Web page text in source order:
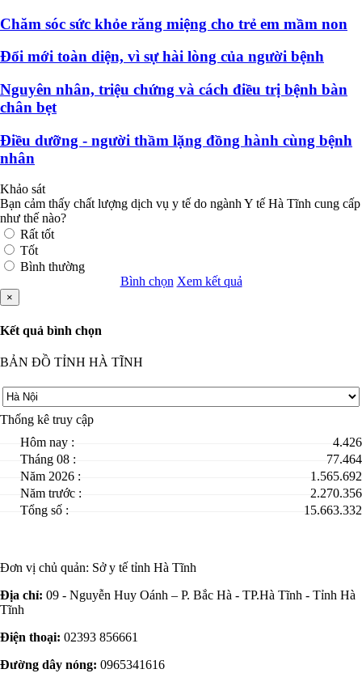
Chăm sóc sức khỏe răng miệng cho trẻ em mầm non
Đổi mới toàn diện, vì sự hài lòng của người bệnh
Nguyên nhân, triệu chứng và cách điều trị bệnh bàn
chân bẹt
Điều dưỡng - người thầm lặng đồng hành cùng bệnh
nhân
Khảo sát
Bạn cảm thấy chất lượng dịch vụ y tế do ngành Y tế Hà Tĩnh cung cấp
như thế nào?
Rất tốt
Tốt
Bình thường
Bình chọn Xem kết quả
×
Kết quả bình chọn
BẢN ĐỒ TỈNH HÀ TĨNH
Thống kê truy cập
Hôm nay :
4.426
Tháng 08 :
77.464
Năm 2026 :
1.565.692
Năm trước :
2.270.356
Tổng số :
15.663.332
Đơn vị chủ quản: Sở y tế tỉnh Hà Tĩnh
Địa chỉ: 09 - Nguyễn Huy Oánh – P. Bắc Hà - TP.Hà Tĩnh - Tỉnh Hà
Tĩnh
Điện thoại: 02393 856661
Đường dây nóng: 0965341616